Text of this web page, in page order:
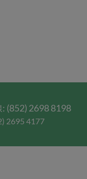
(852) 2698 8198
2695 4177